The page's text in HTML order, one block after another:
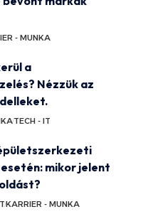
- MUNKA
a
Nézzük az
TECH - IT
mikor jelent
KARRIER - MUNKA